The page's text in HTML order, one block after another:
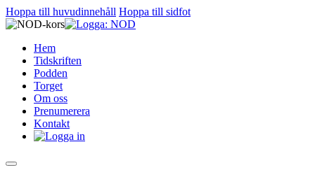
Hoppa till huvudinnehåll Hoppa till sidfot
Hem
Tidskriften
Podden
Torget
Om oss
Prenumerera
Kontakt